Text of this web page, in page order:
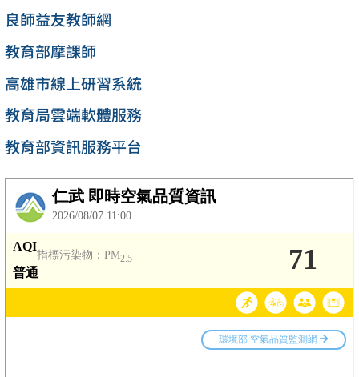
良師益友教師網
教育部摩課師
高雄市線上研習系統
教育局雲端軟體服務
教育部資訊服務平台